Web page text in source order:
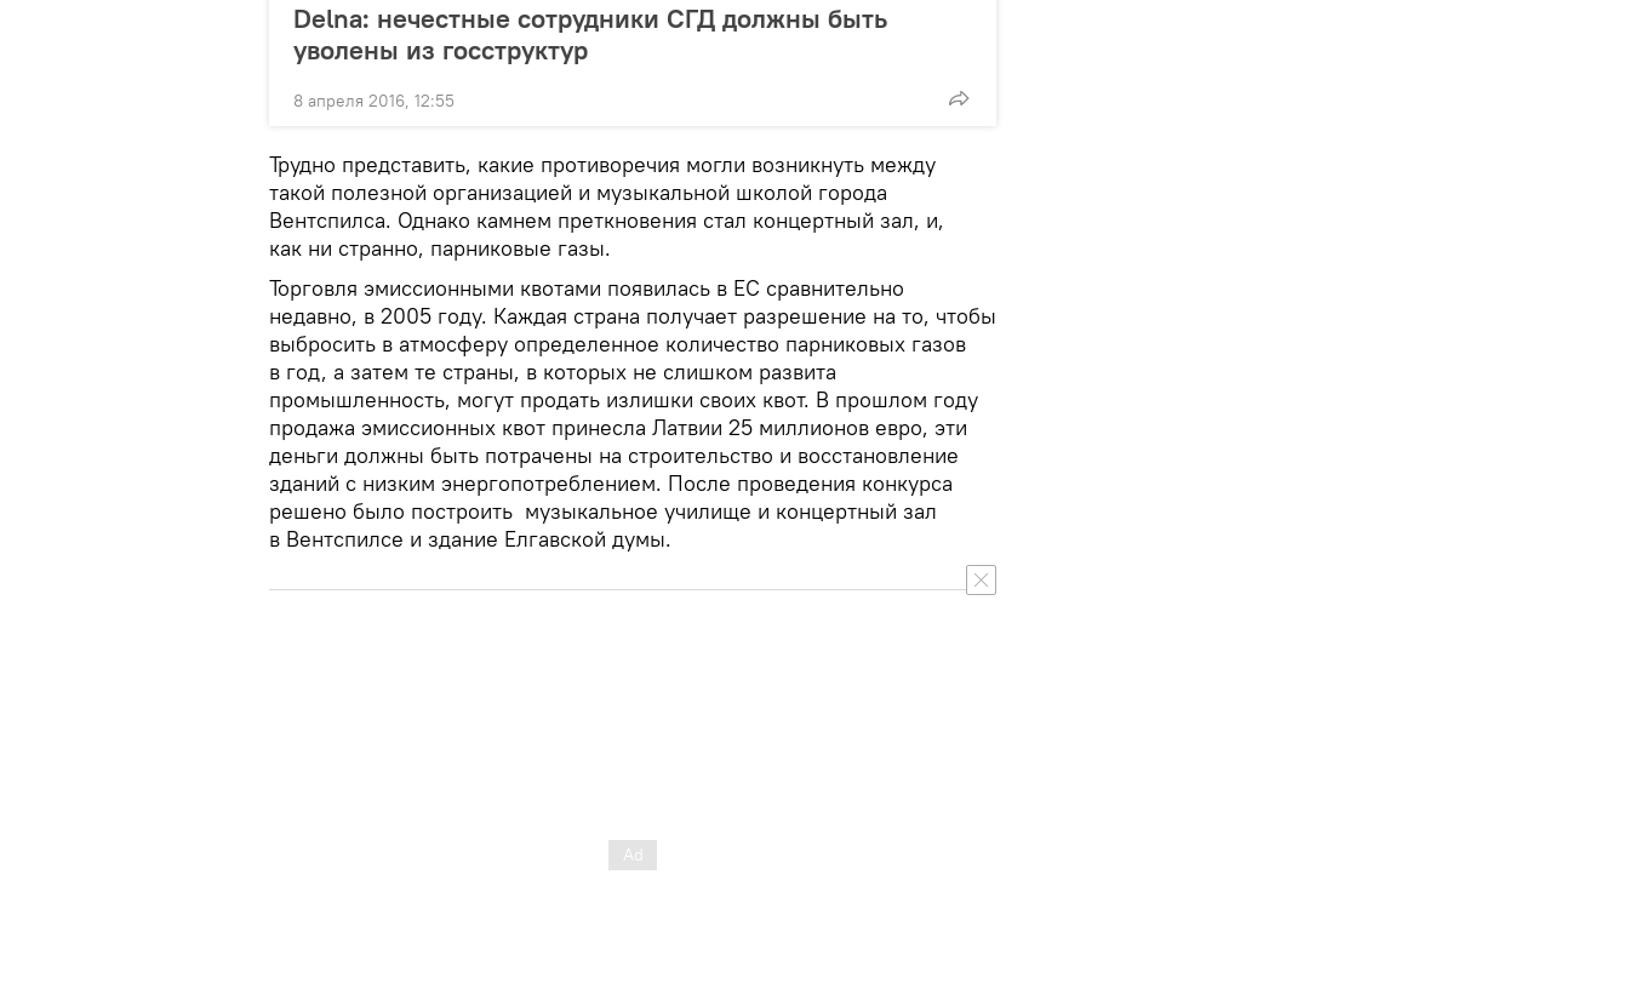
Delna: нечестные сотрудники СГД должны быть
уволены из госструктур
8 апреля 2016, 12:55
Трудно представить, какие противоречия могли возникнуть между
такой полезной организацией и музыкальной школой города
Вентспилса. Однако камнем преткновения стал концертный зал, и,
как ни странно, парниковые газы.
Торговля эмиссионными квотами появилась в ЕС сравнительно
недавно, в 2005 году. Каждая страна получает разрешение на то, чтобы
выбросить в атмосферу определенное количество парниковых газов
в год, а затем те страны, в которых не слишком развита
промышленность, могут продать излишки своих квот. В прошлом году
продажа эмиссионных квот принесла Латвии 25 миллионов евро, эти
деньги должны быть потрачены на строительство и восстановление
зданий с низким энергопотреблением. После проведения конкурса
решено было построить музыкальное училище и концертный зал
в Вентспилсе и здание Елгавской думы.